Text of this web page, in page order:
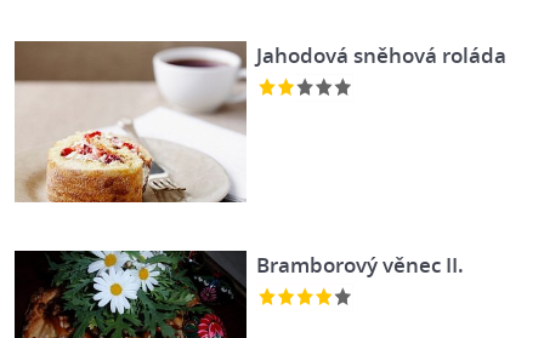
Jahodová sněhová roláda
Bramborový věnec II.